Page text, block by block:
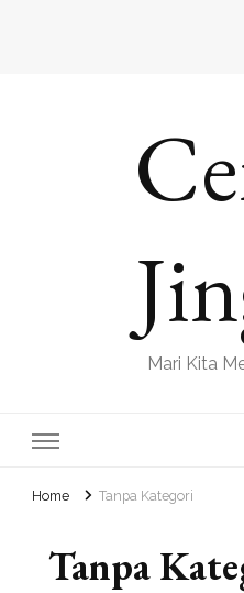
Mari Kita
Home Tanpa Kategori
Tanpa